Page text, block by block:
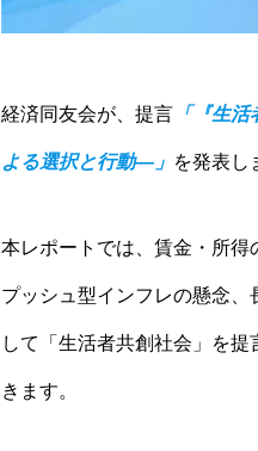
経済同友会が、提言 「『生
よる選択と行動―」 を発表し
本レポートでは、賃金・所
プッシュ型インフレの懸念
して「生活者共創社会」を
きます。